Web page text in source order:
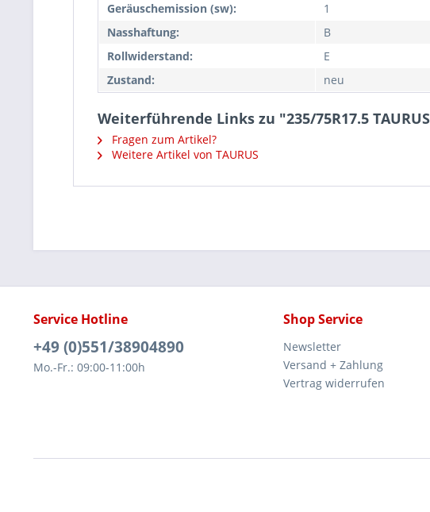
Geräuschemission (sw):
1
Nasshaftung:
B
Rollwiderstand:
E
Zustand:
neu
Weiterführende Links zu "235/75R17.5 TAURUS
Fragen zum Artikel?
Weitere Artikel von TAURUS
Service Hotline
+49 (0)551/38904890
Mo.-Fr.: 09:00-11:00h
Shop Service
Newsletter
Versand + Zahlung
Vertrag widerrufen